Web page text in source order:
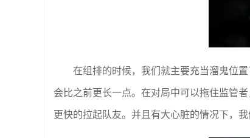
在组排的时候，我们就主要充当溜鬼位
会比之前更长一点。在对局中可以拖住监管
更快的拉起队友。并且有大心脏的情况下，我